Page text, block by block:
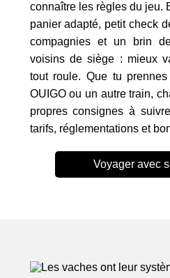
connaître les règles du jeu.
panier adapté, petit check
compagnies et un brin
voisins de siège : mieux
tout roule. Que tu
OUIGO ou un autre train,
propres consignes à
tarifs, réglementations et
Voyager avec